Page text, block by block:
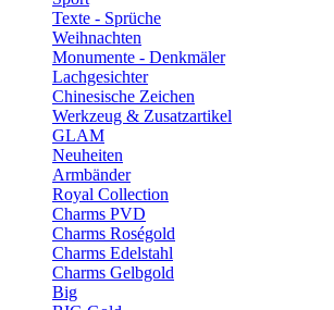
Texte - Sprüche
Weihnachten
Monumente - Denkmäler
Lachgesichter
Chinesische Zeichen
Werkzeug & Zusatzartikel
GLAM
Neuheiten
Armbänder
Royal Collection
Charms PVD
Charms Roségold
Charms Edelstahl
Charms Gelbgold
Big